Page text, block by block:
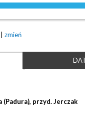
| zmień
(Padura), przyd. Jerczak